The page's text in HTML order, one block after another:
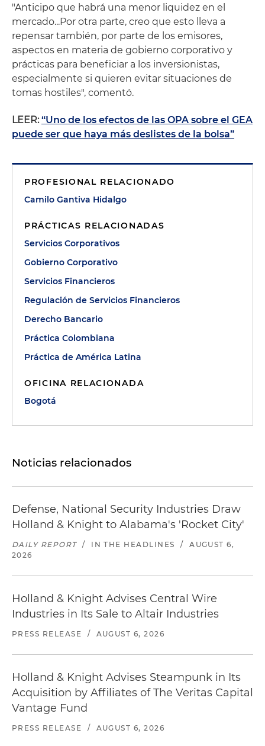
"Anticipo que habrá una menor liquidez en el
mercado...Por otra parte, creo que esto lleva a
repensar también, por parte de los emisores,
aspectos en materia de gobierno corporativo y
prácticas para beneficiar a los inversionistas,
especialmente si quieren evitar situaciones de
tomas hostiles", comentó.
LEER: “Uno de los efectos de las OPA sobre el GEA
puede ser que haya más deslistes de la bolsa”
PROFESIONAL RELACIONADO
Camilo Gantiva Hidalgo
PRÁCTICAS RELACIONADAS
Servicios Corporativos
Gobierno Corporativo
Servicios Financieros
Regulación de Servicios Financieros
Derecho Bancario
Práctica Colombiana
Práctica de América Latina
OFICINA RELACIONADA
Bogotá
Noticias relacionados
Defense, National Security Industries Draw
Holland & Knight to Alabama's 'Rocket City'
DAILY REPORT / IN THE HEADLINES /
AUGUST 6,
2026
Holland & Knight Advises Central Wire
Industries in Its Sale to Altair Industries
PRESS RELEASE / AUGUST 6, 2026
Holland & Knight Advises Steampunk in Its
Acquisition by Affiliates of The Veritas Capital
Vantage Fund
PRESS RELEASE / AUGUST 6, 2026